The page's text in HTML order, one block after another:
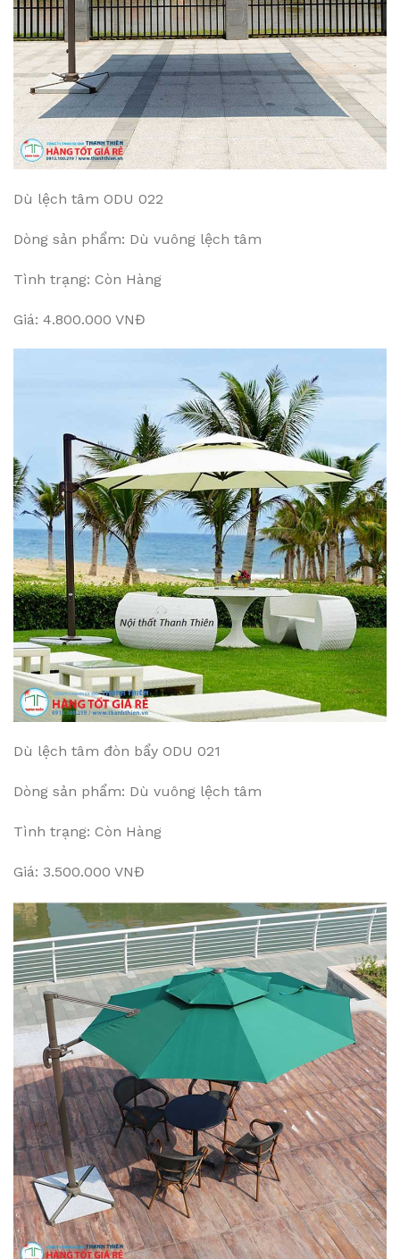
Dù lệch tâm ODU 022
Dòng sản phẩm: Dù vuông lệch tâm
Tình trạng: Còn Hàng
Giá: 4.800.000 VNĐ
Dù lệch tâm đòn bẩy ODU 021
Dòng sản phẩm: Dù vuông lệch tâm
Tình trạng: Còn Hàng
Giá: 3.500.000 VNĐ